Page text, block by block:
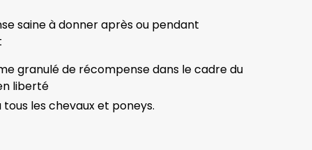
saine à donner après ou pendant
granulé de récompense dans le cadre du
liberté
les chevaux et poneys.